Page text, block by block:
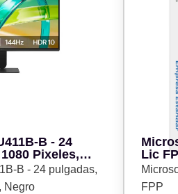
B - 24
Pixeles,
B - 24 pulgadas,
Negro
Lic
FPP